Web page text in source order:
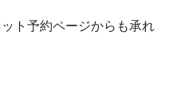
ト予約ページからも承れ